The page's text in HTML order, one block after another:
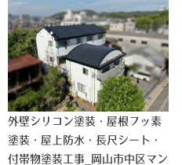
外壁シリコン塗装・屋根フッ素
塗装・屋上防水・長尺シート・
付帯物塗装工事_岡山市中区マン